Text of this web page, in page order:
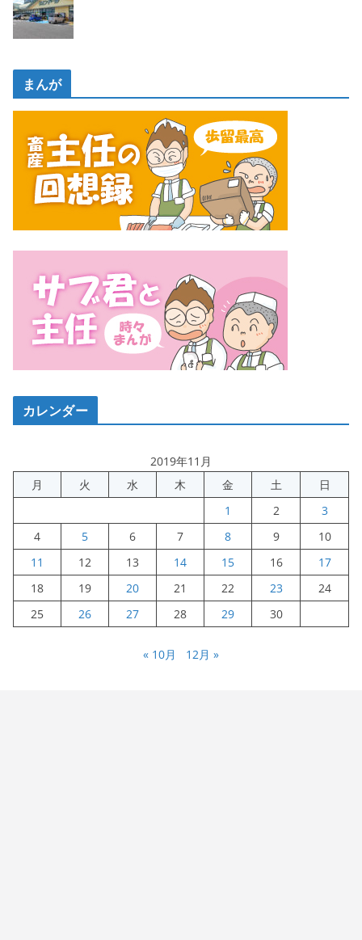
まんが
カレンダー
2019年11月
月
火 水 木 金 土
日
1
2
3
4
5 6 7 8 9
10
11
12 13 14 15 16
17
18
19 20 21 22 23
24
25
26 27 28 29 30
« 10月 12月 »